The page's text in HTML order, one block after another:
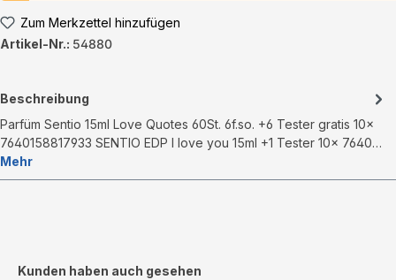
Zum Merkzettel hinzufügen
Artikel-Nr.: 54880
Beschreibung
Parfüm Sentio 15ml Love Quotes 60St. 6f.so. +6 Tester gratis 10x
7640158817933 SENTIO EDP I love you 15ml +1 Tester 10x 7640…
Mehr
Produktgalerie überspringen
Kunden haben auch gesehen